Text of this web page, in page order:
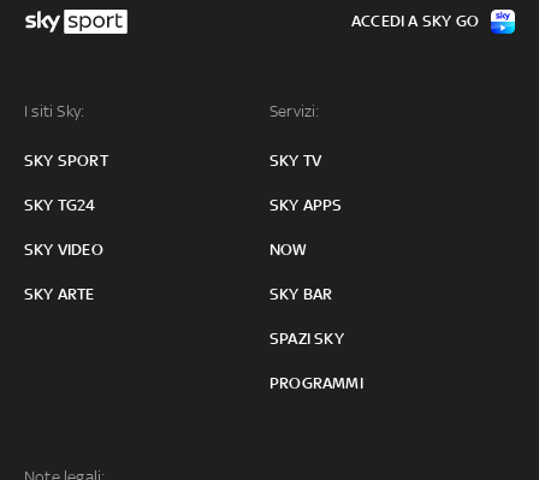
I siti Sky:
SKY SPORT
SKY TG24
SKY VIDEO
SKY ARTE
Servizi:
SKY TV
SKY APPS
NOW
SKY BAR
SPAZI SKY
PROGRAMMI
ACCEDI A SKY GO